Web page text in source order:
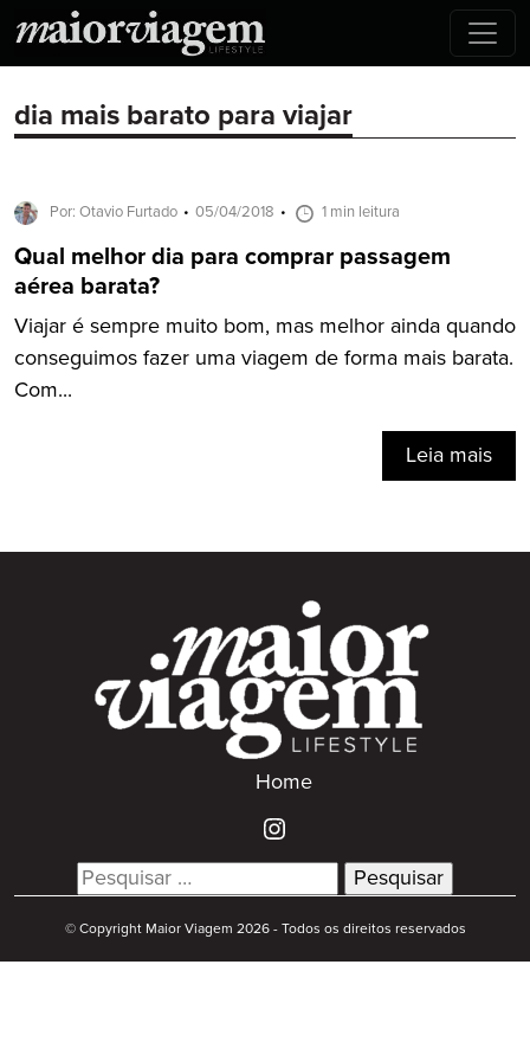
dia mais barato para viajar
Por: Otavio Furtado 05/04/2018 1 min leitura
Qual melhor dia para comprar passagem
aérea barata?
Viajar é sempre muito bom, mas melhor ainda quando
conseguimos fazer uma viagem de forma mais barata.
Com...
Leia mais
Home
Search
for:
© Copyright Maior Viagem 2026 - Todos os direitos reservados